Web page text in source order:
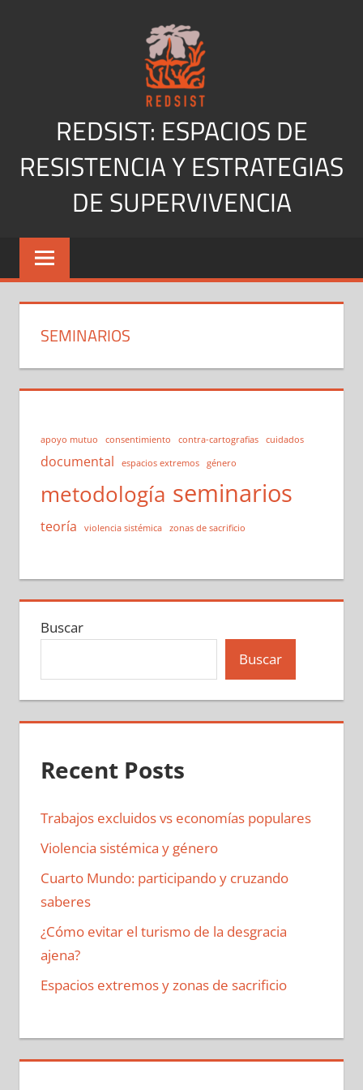
REDSIST: ESPACIOS DE
RESISTENCIA Y ESTRATEGIAS
DE SUPERVIVENCIA
SEMINARIOS
apoyo mutuo consentimiento contra-cartografias cuidados
documental espacios extremos género
metodología seminarios
teoría violencia sistémica zonas de sacrificio
Buscar
Buscar
Recent Posts
Trabajos excluidos vs economías populares
Violencia sistémica y género
Cuarto Mundo: participando y cruzando
saberes
¿Cómo evitar el turismo de la desgracia
ajena?
Espacios extremos y zonas de sacrificio